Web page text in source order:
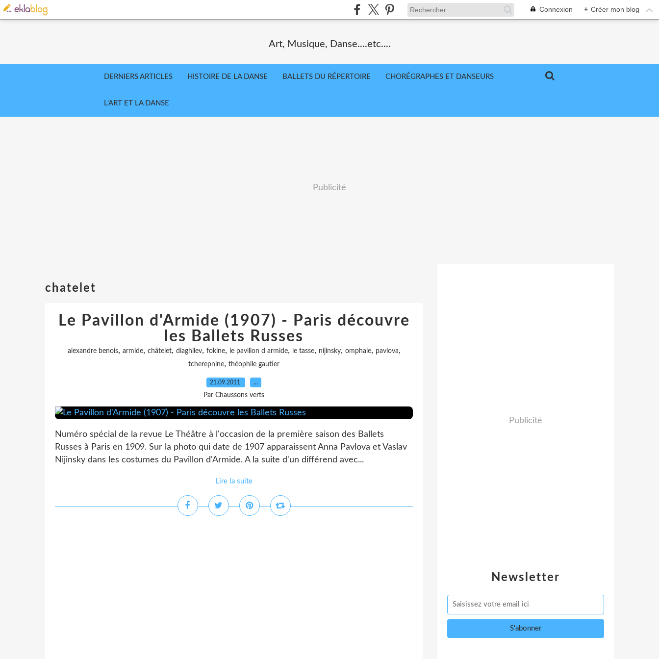
Connexion + Créer mon blog
Art, Musique, Danse....etc....
DERNIERS ARTICLES HISTOIRE DE LA DANSE BALLETS DU RÉPERTOIRE CHORÉGRAPHES ET DANSEURS
L'ART ET LA DANSE
Publicité
chatelet
Le Pavillon d'Armide (1907) - Paris découvre
les Ballets Russes
alexandre benois, armide, châtelet, diaghilev, fokine, le pavillon d armide, le tasse, nijinsky, omphale, pavlova,
tcherepnine, théophile gautier
21.09.2011 …
Par Chaussons verts
Numéro spécial de la revue Le Théâtre à l'occasion de la première saison des Ballets
Russes à Paris en 1909. Sur la photo qui date de 1907 apparaissent Anna Pavlova et Vaslav
Nijinsky dans les costumes du Pavillon d'Armide. A la suite d'un différend avec...
Lire la suite
Newsletter
Publicité